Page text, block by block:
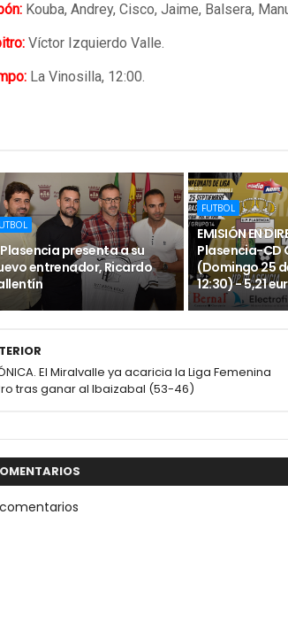
Kouba, Andrey, Cisco, Jaime, Balsera,
Víctor Izquierdo Valle.
La Vinosilla, 12:00.
Plasencia presenta a su
entrenador, Ricardo
FUTBOL
EMISIÓN EN
Plasencia-CD
(Domingo 25
12:30) - 5,21
El Miralvalle ya acaricia la Liga Femenina
tras ganar al Ibaizabal (53-46)